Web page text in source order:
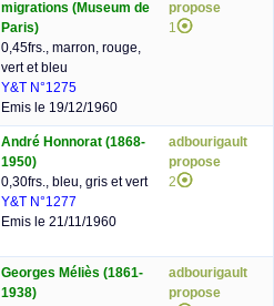
migrations (Museum de
Paris)
0,45frs., marron, rouge,
vert et bleu
Y&T N°1275
Emis le 19/12/1960
propose
1
André Honnorat (1868-
1950)
0,30frs., bleu, gris et vert
Y&T N°1277
Emis le 21/11/1960
adbourigault
propose
2
Georges Méliès (1861-
1938)
adbourigault
propose